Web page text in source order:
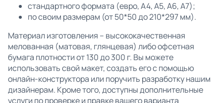
стандартного формата (евро, А4, А5, А6, А7);
по своим размерам (от 50*50 до 210*297 мм).
Материал изготовления – высококачественная
мелованная (матовая, глянцевая) либо офсетная
бумага плотности от 130 до 300 г. Вы можете
использовать свой макет, создать его с помощью
онлайн-конструктора или поручить разработку нашим
дизайнерам. Кроме того, доступны дополнительные
услуги по проверке и правке вашего варианта